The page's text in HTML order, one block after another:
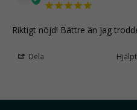
Riktigt nöjd! Bättre än jag
Dela